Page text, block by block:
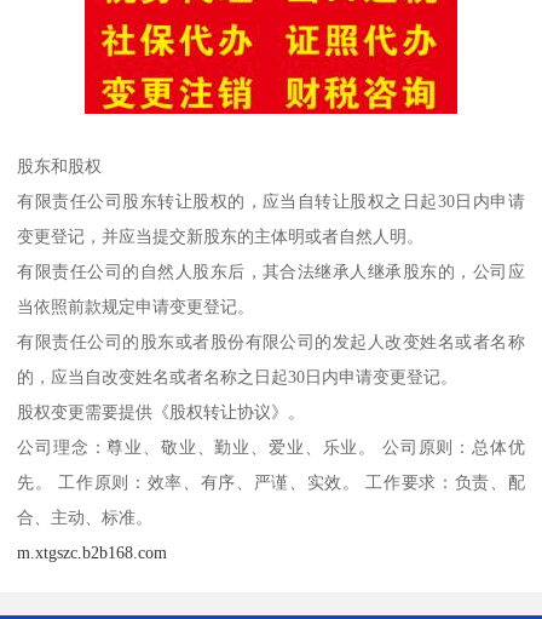
股东和股权
有限责任公司股东转让股权的，应当自转让股权之日起30日内申请
变更登记，并应当提交新股东的主体明或者自然人明。
有限责任公司的自然人股东后，其合法继承人继承股东的，公司应
当依照前款规定申请变更登记。
有限责任公司的股东或者股份有限公司的发起人改变姓名或者名称
的，应当自改变姓名或者名称之日起30日内申请变更登记。
股权变更需要提供《股权转让协议》。
公司理念：尊业、敬业、勤业、爱业、乐业。 公司原则：总体优
先。 工作原则：效率、有序、严谨、实效。 工作要求：负责、配
合、主动、标准。
m.xtgszc.b2b168.com